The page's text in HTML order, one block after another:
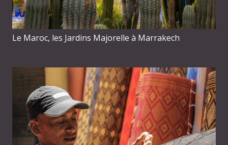
Le Maroc, les Jardins Majorelle à Marrakech